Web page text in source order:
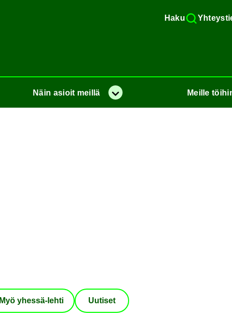
Haku
Näin asioit meil­lä Va­lik­ko Meil­le
Myö yhessä-​lehti Uu­ti­set